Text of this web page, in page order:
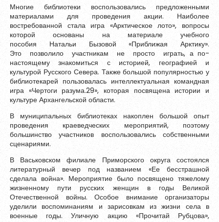
Многие библиотеки воспользовались предложенными
материалами для проведения акции. Наиболее
востребованной стала игра «Арктическое лото», вопросы
которой основаны на материале учебного
пособия Натальи Бызовой «Приближая Арктику».
Это позволило участникам не просто играть, а по-
настоящему знакомиться с историей, географией и
культурой Русского Севера. Также большой популярностью у
библиотекарей пользовалась интеллектуальная командная
игра «Чертоги разума.29», которая посвящена истории и
культуре Архангельской области.
В муниципальных библиотеках накоплен большой опыт
проведения краеведческих мероприятий, поэтому
большинство участников воспользовались собственными
сценариями.
В Васьковском филиале Приморского округа состоялся
литературный вечер под названием «Ее бесстрашной
сделала война». Мероприятие было посвящено тяжелому
жизненному пути русских женщин в годы Великой
Отечественной войны. Особое внимание организаторы
уделили воспоминаниям и зарисовкам из жизни села в
военные годы. Уличную акцию «Прочитай Рубцова»,
Я согласен на обработку персональных данных
Я согласен справилами использования материалов,
размещённых на портале.
Зарегистрироваться
Уже зарегистрированы?Войти